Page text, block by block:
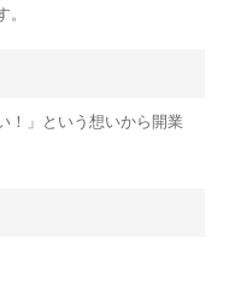
！」という想いから開業